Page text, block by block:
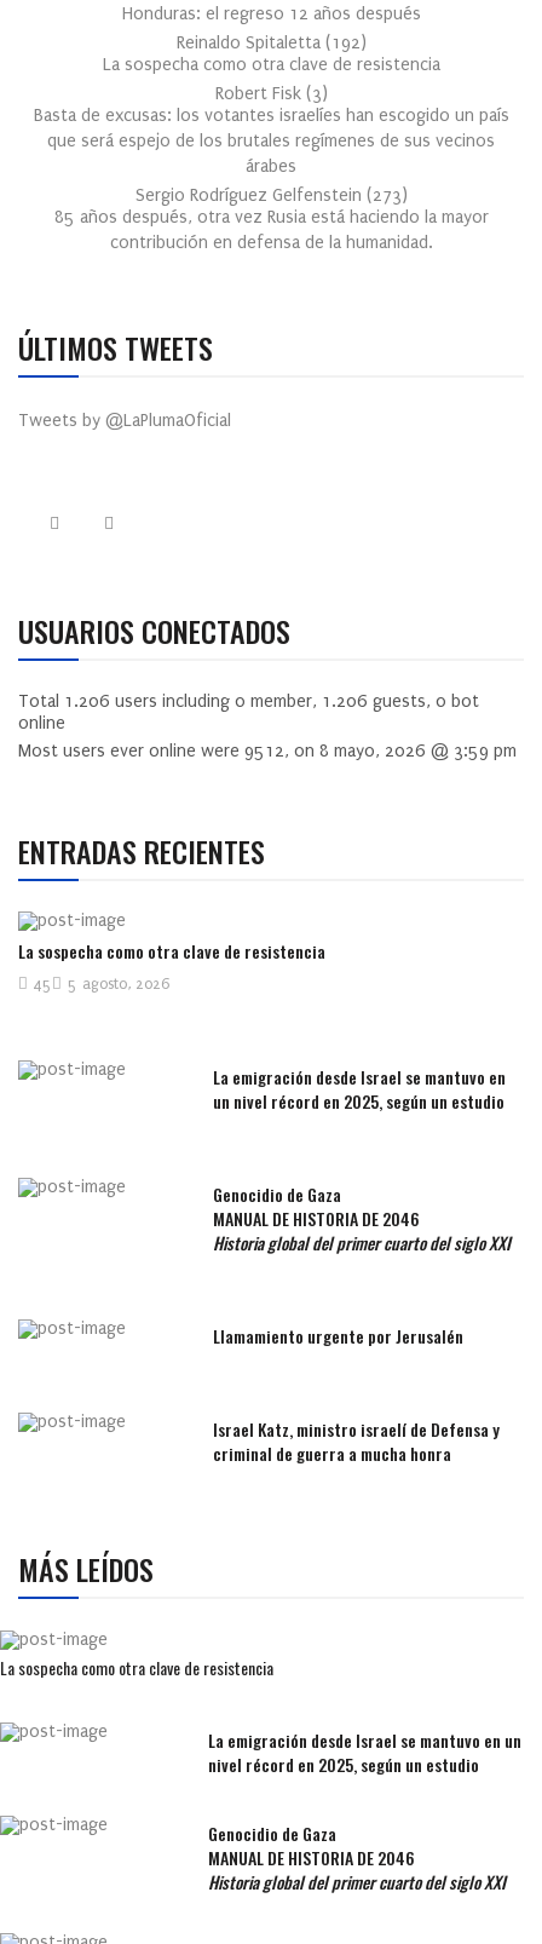
Honduras: el regreso 12 años después
Reinaldo Spitaletta (192)
La sospecha como otra clave de resistencia
Robert Fisk (3)
Basta de excusas: los votantes israelíes han escogido un país
que será espejo de los brutales regímenes de sus vecinos
árabes
Sergio Rodríguez Gelfenstein (273)
85 años después, otra vez Rusia está haciendo la mayor
contribución en defensa de la humanidad.
ÚLTIMOS TWEETS
Tweets by @LaPlumaOficial
USUARIOS CONECTADOS
Total 1.206 users including 0 member, 1.206 guests, 0 bot
online
Most users ever online were 9512, on 8 mayo, 2026 @ 3:59 pm
ENTRADAS RECIENTES
La sospecha como otra clave de resistencia
5 agosto, 2026
45
La emigración desde Israel se mantuvo en
un nivel récord en 2025, según un estudio
Genocidio de Gaza
MANUAL DE HISTORIA DE 2046
Historia global del primer cuarto del siglo XXI
Llamamiento urgente por Jerusalén
Israel Katz, ministro israelí de Defensa y
criminal de guerra a mucha honra
MÁS LEÍDOS
La sospecha como otra clave de resistencia
La emigración desde Israel se mantuvo en un
nivel récord en 2025, según un estudio
Genocidio de Gaza
MANUAL DE HISTORIA DE 2046
Historia global del primer cuarto del siglo XXI